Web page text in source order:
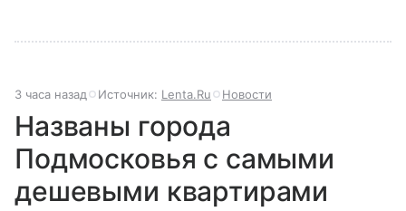
3 часа назад Источник: Lenta.Ru Новости
Названы города
Подмосковья с самыми
дешевыми квартирами